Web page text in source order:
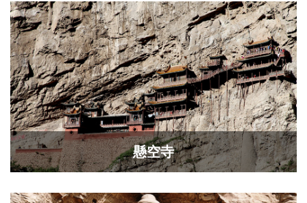
懸空寺